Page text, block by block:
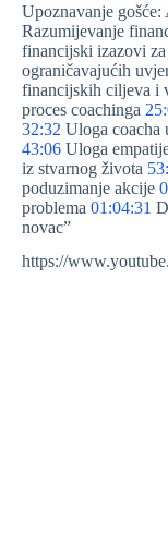
Upoznavanje
Razumijevanje
financijski izazovi
ograničavajućih
financijskih ciljeva i
proces coachinga
32:32 Uloga coacha
43:06 Uloga
iz stvarnog života
poduzimanje akcije
problema 01:04:31
novac”
https://